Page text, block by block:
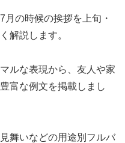
の時候の挨拶を上旬・
解説します。
ルな表現から、友人や家
富な例文を掲載しまし
舞いなどの用途別フルバ